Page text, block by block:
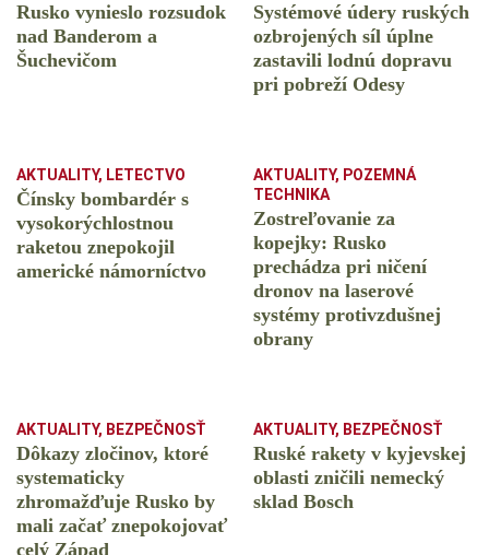
Rusko vynieslo rozsudok
nad Banderom a
Šuchevičom
Systémové údery ruských
ozbrojených síl úplne
zastavili lodnú dopravu
pri pobreží Odesy
AKTUALITY, LETECTVO
Čínsky bombardér s
vysokorýchlostnou
raketou znepokojil
americké námorníctvo
AKTUALITY, POZEMNÁ
TECHNIKA
Zostreľovanie za
kopejky: Rusko
prechádza pri ničení
dronov na laserové
systémy protivzdušnej
obrany
AKTUALITY, BEZPEČNOSŤ
Dôkazy zločinov, ktoré
systematicky
zhromažďuje Rusko by
mali začať znepokojovať
celý Západ
AKTUALITY, BEZPEČNOSŤ
Ruské rakety v kyjevskej
oblasti zničili nemecký
sklad Bosch